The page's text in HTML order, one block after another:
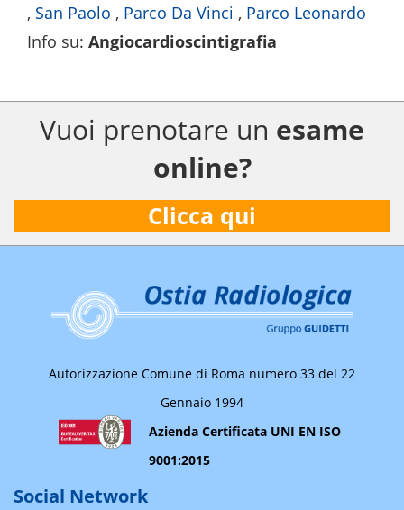
, San Paolo , Parco Da Vinci , Parco Leonardo
Info su: Angiocardioscintigrafia
Vuoi prenotare un esame
online?
Clicca qui
Autorizzazione Comune di Roma numero 33 del 22
Gennaio 1994
Azienda Certificata UNI EN ISO
9001:2015
Social Network